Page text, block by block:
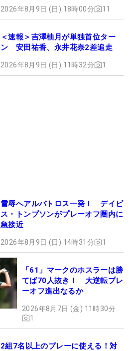
2026年8月9日 (日) 18時00分 11
＜速報＞吉澤柚月が単独首位ター
ン 安田祐香、永井花奈2差追走
2026年8月9日 (日) 11時32分 1
雪辱へアルバトロス一発！ デイビ
ス・トンプソンがプレーオフ圏内に
急接近
2026年8月9日 (日) 14時31分 1
「61」マークのホスラーは勝
てば70人抜き！ 大逆転プレ
ーオフ進出なるか
2026年8月7日 (金) 11時30分
1
2組7名以上のプレーに使える！対